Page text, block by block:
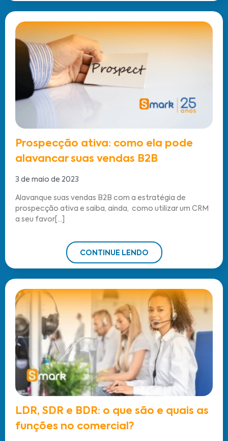
Prospecção ativa: como ela pode
alavancar suas vendas B2B
3 de maio de 2023
Alavanque suas vendas B2B com a estratégia de
prospecção ativa e saiba, ainda, como utilizar um CRM
a seu favor[...]
CONTINUE LENDO
LDR, SDR e BDR: o que são e quais as
funções no comercial?